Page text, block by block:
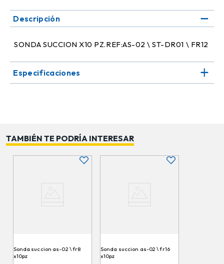
Descripción
SONDA SUCCION X10 PZ.REF:AS-02 \ ST-DR01 \ FR12
Especificaciones
TAMBIÉN TE PODRÍA INTERESAR
Sonda succion as-02 \ fr8
x10pz
Sonda succion as-02 \ fr16
x10pz